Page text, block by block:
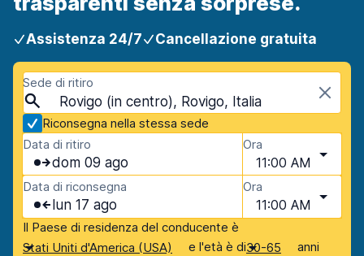
Assistenza 24/7 Cancellazione gratuita
Sede di ritiro
Rovigo (in centro), Rovigo, Italia
Riconsegna nella stessa sede
Data di ritiro
dom 09 ago
Ora
11:00 AM
Data di riconsegna
lun 17 ago
Ora
11:00 AM
Il Paese di residenza del conducente è
Stati Uniti d'America (USA)
e l'età è di30-65 anni